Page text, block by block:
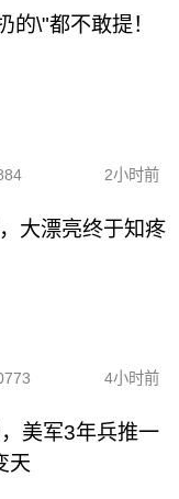
的\"都不敢提！
2小时前
大漂亮终于知疼
4小时前
美军3年兵推一
天